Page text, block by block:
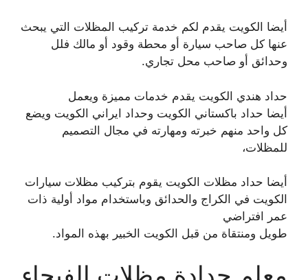
أيضا الكويت يقدم لكم خدمة تركيب المظلات التي يبحث
عنها كل صاحب سيارة أو محطة وقود أو مالك فلل
وحدائق أو صاحب محل تجاري.
حداد هندي الكويت يقدم خدمات مميزة ويعمل
أيضا حداد باكستاني الكويت وحداد ايراني الكويت ويضع
كل واحد منهم خبرته ومهارته في مجال التصميم
للمظلات،
أيضا حداد مظلات الكويت يقوم بتركيب مظلات سيارات
الكويت في الكراج والحدائق وباستخدام مواد أولية ذات
عمر افتراضي
طويل ومنتقاة من قبل الكويت الخبير بهذه المواد.